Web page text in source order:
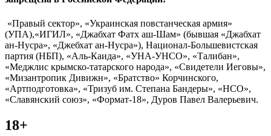
«Правый сектор», «Украинская повстанческая армия»
(УПА),«ИГИЛ», «Джабхат Фатх аш-Шам» (бывшая «Джабхат
ан-Нусра», «Джебхат ан-Нусра»), Национал-Большевистская
партия (НБП), «Аль-Каида», «УНА-УНСО», «Талибан»,
«Меджлис крымско-татарского народа», «Свидетели Иеговы»,
«Мизантропик Дивижн», «Братство» Корчинского,
«Артподготовка», «Тризуб им. Степана Бандеры», «НСО»,
«Славянский союз», «Формат-18», Дуров Павел Валерьевич.
18+